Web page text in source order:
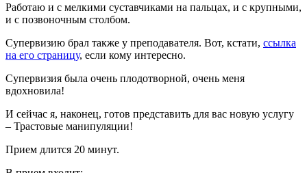
Работаю и с мелкими суставчиками на пальцах, и с крупными,
и с позвоночным столбом.
Супервизию брал также у преподавателя. Вот, кстати, ссылка
на его страницу, если кому интересно.
Супервизия была очень плодотворной, очень меня
вдохновила!
И сейчас я, наконец, готов представить для вас новую услугу
– Трастовые манипуляции!
Прием длится 20 минут.